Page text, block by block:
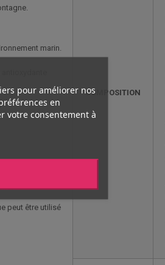
pour améliorer nos
en
votre consentement à
COMPOSITION
marin.
la baignade,
peut être utilisé